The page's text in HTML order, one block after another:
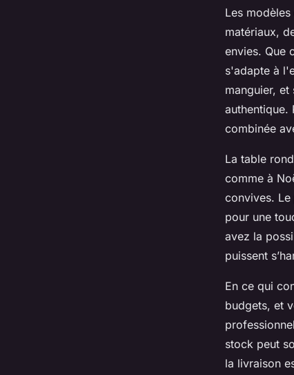
Les
matériaux,
envies. Que
s'adapte à
manguier,
authentique.
combinée
La table
comme à
convives.
pour une
avez la
puissent
En ce qui
budgets, et
stock peut
la livraison